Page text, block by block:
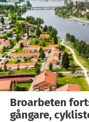
Broarbeten
gångare,